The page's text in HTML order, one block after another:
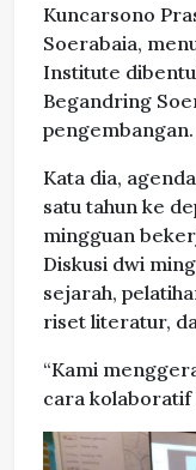
Kuncarsono
Soerabaia,
Institute
Begandring
pengembangan.
Kata dia,
satu tahun ke
mingguan
Diskusi dwi
sejarah,
riset literatur,
“Kami
cara kolaboratif